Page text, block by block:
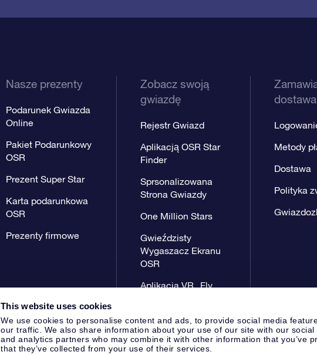
This website uses cookies
We use cookies to personalise content and ads, to provide social media
our traffic. We also share information about your use of our site with our social
and analytics partners who may combine it with other information that you’ve
that they’ve collected from your use of their services.
Nasze prezenty
Podarunek Gwiazda
Online
Pakiet Podarunkowy
OSR
Prezent Super Star
Karta podarunkowa
OSR
Prezenty firmowe
Zobacz swoją
gwiazdę
Rejestr Gwiazd
Aplikacją OSR Star
Finder
Sprsonalizowana
Strona Gwiazdy
One Million Stars
Gwieździsty
Wygaszacz Ekranu
OSR
Aplikacja VR „Fly
dostawa
Metody
Dostawa
Polityka